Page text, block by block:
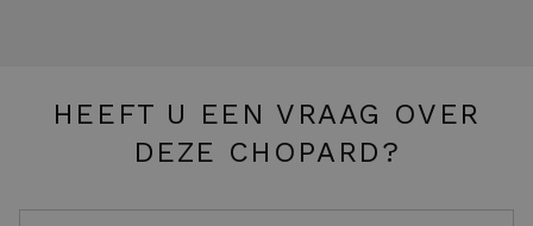
HEEFT U EEN VRAAG OVER
DEZE CHOPARD?